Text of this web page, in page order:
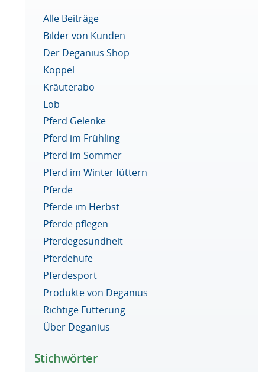
Alle Beiträge
Bilder von Kunden
Der Deganius Shop
Koppel
Kräuterabo
Lob
Pferd Gelenke
Pferd im Frühling
Pferd im Sommer
Pferd im Winter füttern
Pferde
Pferde im Herbst
Pferde pflegen
Pferdegesundheit
Pferdehufe
Pferdesport
Produkte von Deganius
Richtige Fütterung
Über Deganius
Stichwörter